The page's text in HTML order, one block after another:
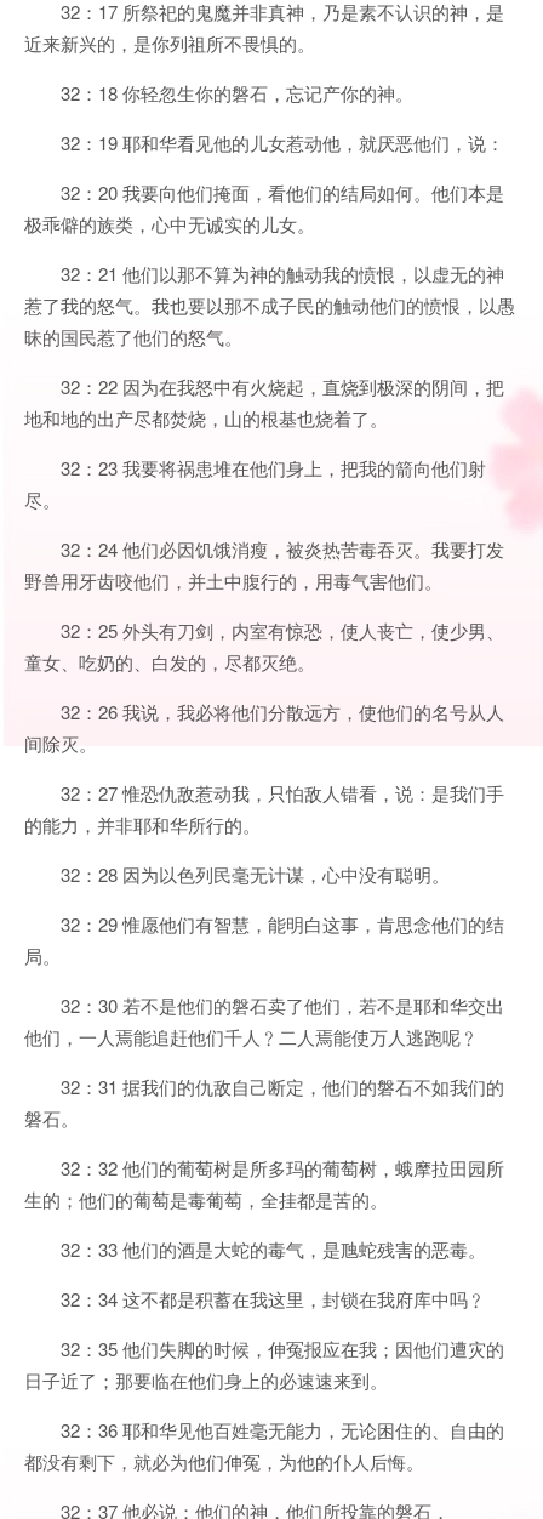
32：17 所祭祀的鬼魔并非真神，乃是素不认识的神，是
近来新兴的，是你列祖所不畏惧的。
32：18 你轻忽生你的磐石，忘记产你的神。
32：19 耶和华看见他的儿女惹动他，就厌恶他们，说：
32：20 我要向他们掩面，看他们的结局如何。他们本是
极乖僻的族类，心中无诚实的儿女。
32：21 他们以那不算为神的触动我的愤恨，以虚无的神
惹了我的怒气。我也要以那不成子民的触动他们的愤恨，以愚
昧的国民惹了他们的怒气。
32：22 因为在我怒中有火烧起，直烧到极深的阴间，把
地和地的出产尽都焚烧，山的根基也烧着了。
32：23 我要将祸患堆在他们身上，把我的箭向他们射
尽。
32：24 他们必因饥饿消瘦，被炎热苦毒吞灭。我要打发
野兽用牙齿咬他们，并土中腹行的，用毒气害他们。
32：25 外头有刀剑，内室有惊恐，使人丧亡，使少男、
童女、吃奶的、白发的，尽都灭绝。
32：26 我说，我必将他们分散远方，使他们的名号从人
间除灭。
32：27 惟恐仇敌惹动我，只怕敌人错看，说：是我们手
的能力，并非耶和华所行的。
32：28 因为以色列民毫无计谋，心中没有聪明。
32：29 惟愿他们有智慧，能明白这事，肯思念他们的结
局。
32：30 若不是他们的磐石卖了他们，若不是耶和华交出
他们，一人焉能追赶他们千人﹖二人焉能使万人逃跑呢﹖
32：31 据我们的仇敌自己断定，他们的磐石不如我们的
磐石。
32：32 他们的葡萄树是所多玛的葡萄树，蛾摩拉田园所
生的；他们的葡萄是毒葡萄，全挂都是苦的。
32：33 他们的酒是大蛇的毒气，是虺蛇残害的恶毒。
32：34 这不都是积蓄在我这里，封锁在我府库中吗﹖
32：35 他们失脚的时候，伸冤报应在我；因他们遭灾的
日子近了；那要临在他们身上的必速速来到。
32：36 耶和华见他百姓毫无能力，无论困住的、自由的
都没有剩下，就必为他们伸冤，为他的仆人后悔。
32：37 他必说：他们的神，他们所投靠的磐石，